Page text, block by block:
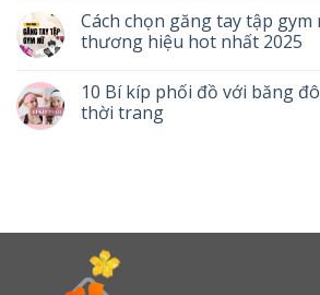
Cách chọn găng tay tập gym
thương hiệu hot nhất 2025
10 Bí kíp phối đồ với băng
thời trang